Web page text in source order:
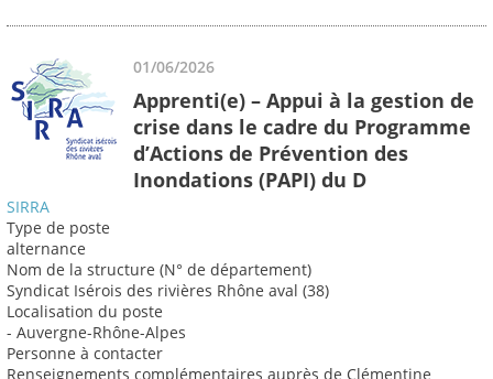
01/06/2026
Apprenti(e) – Appui à la gestion de
crise dans le cadre du Programme
d’Actions de Prévention des
Inondations (PAPI) du D
SIRRA
Type de poste
alternance
Nom de la structure (N° de département)
Syndicat Isérois des rivières Rhône aval (38)
Localisation du poste
- Auvergne-Rhône-Alpes
Personne à contacter
Renseignements complémentaires auprès de Clémentine